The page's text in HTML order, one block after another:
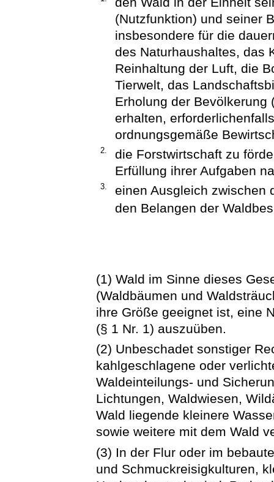
(Nutzfunktion) und seiner
insbesondere für die
des Naturhaushaltes, das
Reinhaltung der Luft, die
Tierwelt, das
Erholung der Bevölkerung
erhalten,
ordnungsgemäße
2.
die Forstwirtschaft zu
Erfüllung ihrer Aufgaben
3.
einen Ausgleich zwischen
den Belangen der
(1) Wald im Sinne dieses
(Waldbäumen und
ihre Größe geeignet ist, eine
(§ 1 Nr. 1) auszuüben.
(2) Unbeschadet sonstiger
kahlgeschlagene oder
Waldeinteilungs- und
Lichtungen, Waldwiesen,
Wald liegende kleinere
sowie weitere mit dem Wald
(3) In der Flur oder im
und Schmuckreisigkulturen,